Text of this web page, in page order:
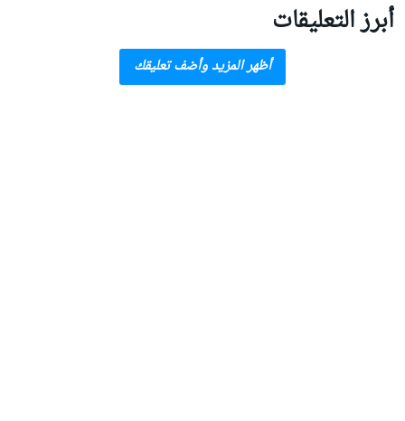
أبرز التعليقات
أظهر المزيد وأضف تعليقك